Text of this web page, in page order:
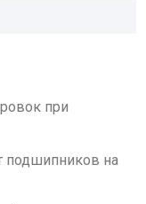
при
подшипников на